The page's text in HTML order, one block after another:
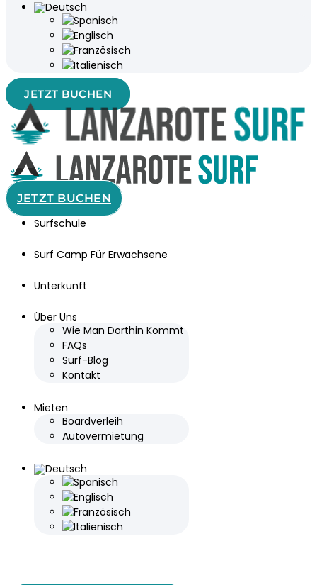
JETZT BUCHEN
JETZT BUCHEN
Surfschule
Surf Camp Für Erwachsene
Unterkunft
Über Uns
Wie Man Dorthin Kommt
FAQs
Surf-Blog
Kontakt
Mieten
Boardverleih
Autovermietung